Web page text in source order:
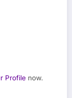
Profile now.